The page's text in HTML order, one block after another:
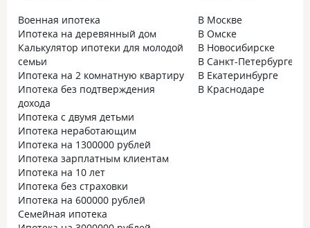
Военная ипотека
Ипотека на деревянный дом
Калькулятор ипотеки для молодой
семьи
Ипотека на 2 комнатную квартиру
Ипотека без подтверждения
дохода
Ипотека с двумя детьми
Ипотека неработающим
Ипотека на 1300000 рублей
Ипотека зарплатным клиентам
Ипотека на 10 лет
Ипотека без страховки
Ипотека на 600000 рублей
Семейная ипотека
В Москве
В Омске
В Новосибирске
В Санкт-Петербурге
В Екатеринбурге
В Краснодаре